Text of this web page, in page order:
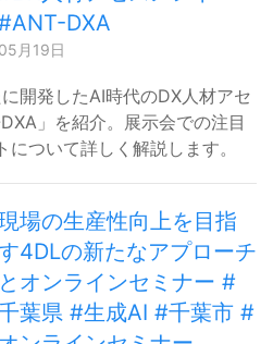
DXA
05月19日
開発したAI時代のDX人材アセ
」を紹介。展示会での注目
ついて詳しく解説します。
場の生産性向上を目指
4DLの新たなアプローチ
とオンラインセミナー #
葉県 #生成AI #千葉市 #